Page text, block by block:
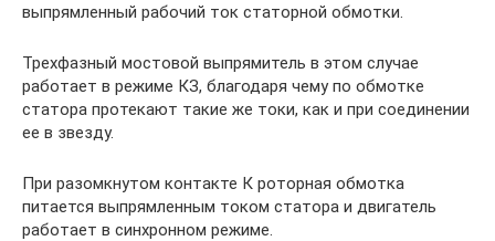
выпрямленный рабочий ток статорной обмотки.
Трехфазный мостовой выпрямитель в этом случае
работает в режиме КЗ, благодаря чему по обмотке
статора протекают такие же токи, как и при соединении
ее в звезду.
При разомкнутом контакте К роторная обмотка
питается выпрямленным током статора и двигатель
работает в синхронном режиме.